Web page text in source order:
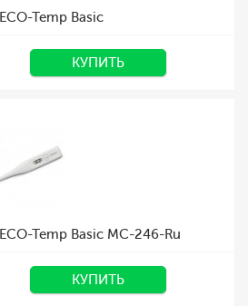
Temp Basic
КУПИТЬ
Temp Basic MC-246-Ru
КУПИТЬ